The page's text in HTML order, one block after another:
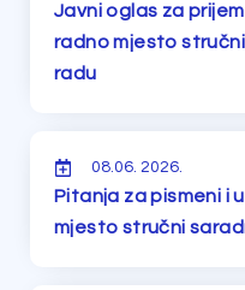
Javni oglas za
radno mjesto
radu
08.06. 2026.
Pitanja za pismeni i
mjesto stručni